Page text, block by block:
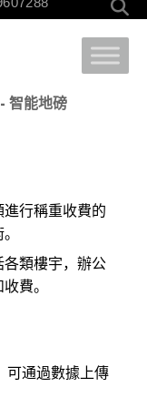
- 智能地磅
行稱重收費的
類樓宇，辦公
費。
可通過數據上傳